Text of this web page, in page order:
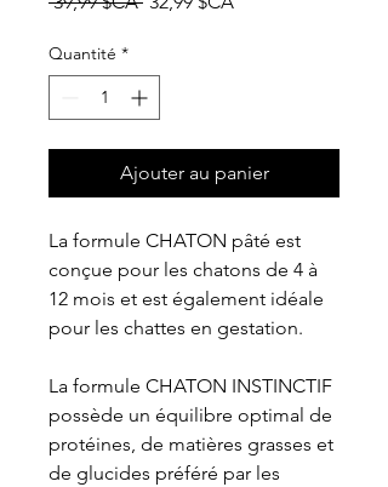
Quantité *
Ajouter au panier
La formule CHATON pâté est
conçue pour les chatons de 4 à
12 mois et est également idéale
pour les chattes en gestation.
La formule CHATON INSTINCTIF
possède un équilibre optimal de
protéines, de matières grasses et
de glucides préféré par les